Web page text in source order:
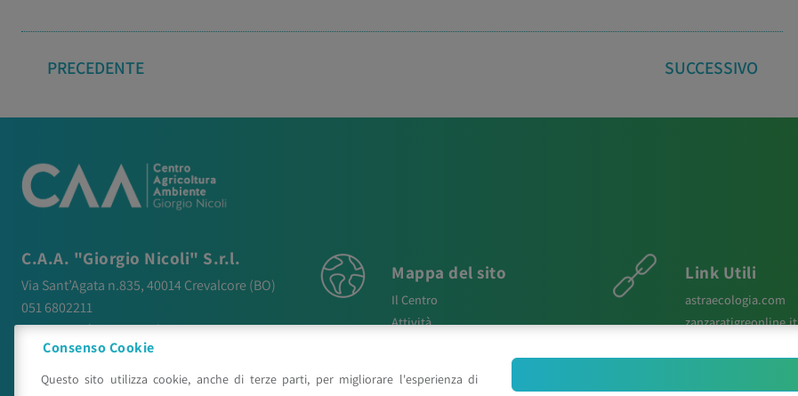
PRECEDENTE SUCCESSIVO
C.A.A. "Giorgio Nicoli" S.r.l.
Via Sant’Agata n.835,40014Crevalcore(BO)
051 6802211
caa@caa.it|pec:caa.srl@pec.it
Orari
Mappa del sito
Il Centro
Attività
Posters e Relazioni
Link Utili
astraecologia.com
zanzaratigreonline.it
meteosystem.com
Consenso Cookie
Questo sito utilizza cookie, anche di terze parti, per migliorare l'esperienza di